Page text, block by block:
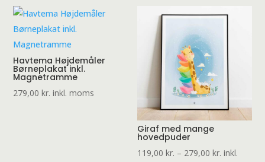
Havtema Højdemåler
Børneplakat inkl.
Magnetramme
279,00kr. inkl. moms
Giraf med mange
hovedpuder
119,00kr. – 279,00kr. Prisinterval:
inkl.